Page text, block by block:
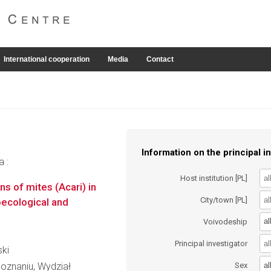
International cooperation Media Contact
:
Information on the principal
Host institution [PL]
City/town [PL]
Voivodeship
Principal investigator
Sex
of mites (Acari) in
and
Wydział